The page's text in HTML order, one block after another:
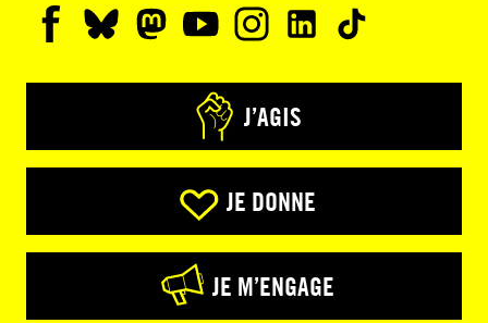
J’AGIS
JE DONNE
JE M’ENGAGE